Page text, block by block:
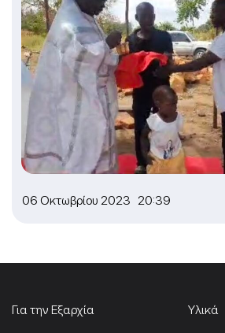
06 Οκτωβρίου 2023 20:39
Για την Εξαρχία Υλικά